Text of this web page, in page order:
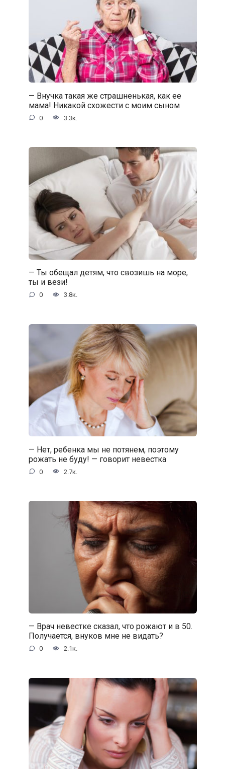
— Внучка такая же страшненькая, как ее
мама! Никакой схожести с моим сыном
0 3.3к.
— Ты обещал детям, что свозишь на море,
ты и вези!
0 3.8к.
— Нет, ребенка мы не потянем, поэтому
рожать не буду! — говорит невестка
0 2.7к.
— Врач невестке сказал, что рожают и в 50.
Получается, внуков мне не видать?
0 2.1к.